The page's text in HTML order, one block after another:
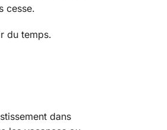
cesse.
du temps.
dans